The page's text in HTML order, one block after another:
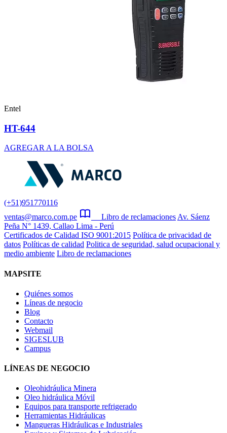
Entel
HT-644
AGREGAR A LA BOLSA
(+51)951770116
ventas@marco.com.pe
Libro de reclamaciones Av. Sáenz
Peña N° 1439, Callao Lima - Perú
Certificados de Calidad ISO 9001:2015 Política de privacidad de
datos Políticas de calidad Politica de seguridad, salud ocupacional y
medio ambiente Libro de reclamaciones
MAPSITE
Quiénes somos
Líneas de negocio
Blog
Contacto
Webmail
SIGESLUB
Campus
LÍNEAS DE NEGOCIO
Oleohidráulica Minera
Oleo hidráulica Móvil
Equipos para transporte refrigerado
Herramientas Hidráulicas
Mangueras Hidráulicas e Industriales